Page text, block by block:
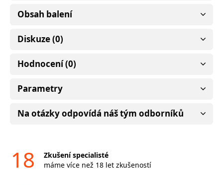
Obsah balení
Diskuze (0)
Hodnocení (0)
Parametry
Na otázky odpovídá náš tým odborníků
18
Zkušení specialisté
máme více než 18 let zkušeností